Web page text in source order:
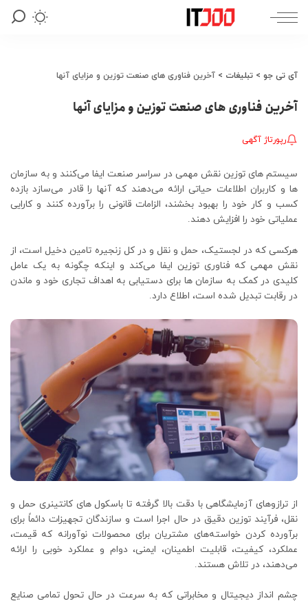
آی تی جو > تبلیغات > آخرین فناوری های صنعت توزین و مزایای آنها
آخرین فناوری های صنعت توزین و مزایای آنها
رپورتاژ آگهی
سیستم های توزین نقش مهمی در سراسر صنعت ایفا می‌کنند و به سازمان
ها و کاربران اطلاعات حیاتی ارائه می‌دهند که آنها را قادر می‌سازد بازده
کسب و کار خود را بهبود بخشند، الزامات قانونی را برآورده کنند و کارایی
عملیاتی خود را افزایش دهند.
هرکسی که در لجستیک، حمل و نقل و در کل زنجیره تامین دخیل است، از
نقش مهمی که فناوری توزین ایفا می‌کند و اینکه چگونه به یک عامل
کلیدی در کمک به سازمان ها برای دستیابی به اهداف تجاری خود و ماندن
در رقابت تبدیل شده است، اطلاع دارد.
از ترازوهای آزمایشگاهی با دقت بالا گرفته تا باسکول های کانتینری حمل و
نقل، فرآیند توزین دقیق در حال اجرا است و سازندگان تجهیزات دائماً برای
برآورده کردن خواسته‌های مشتریان برای محصولات نوآورانه که قیمت،
عملکرد، کیفیت، قابلیت اطمینان، ایمنی، دوام و عملکرد خوبی را ارائه
می‌دهند، در تلاش هستند.
چشم انداز دیجیتال و مخابراتی که به سرعت در حال تحول تمامی صنایع